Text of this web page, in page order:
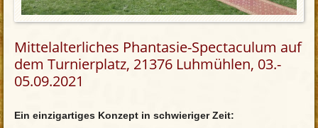
Mittelalterliches Phantasie-Spectaculum auf
dem Turnierplatz, 21376 Luhmühlen, 03.-
05.09.2021
Ein einzigartiges Konzept in schwieriger Zeit: